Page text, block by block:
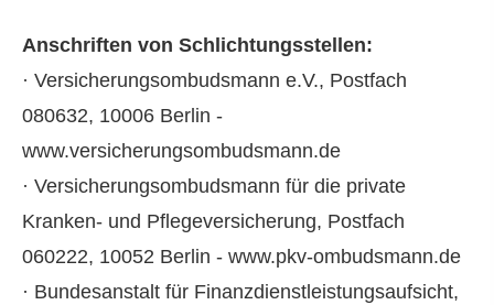
Anschriften von Schlichtungsstellen:
· Versicherungsombudsmann e.V., Postfach
080632, 10006 Berlin -
www.versicherungsombudsmann.de
· Versicherungsombudsmann für die private
Kranken- und Pflege­ver­si­che­rung, Postfach
060222, 10052 Berlin - www.pkv-ombudsmann.de
· Bundesanstalt für Finanzdienstleistungsaufsicht,